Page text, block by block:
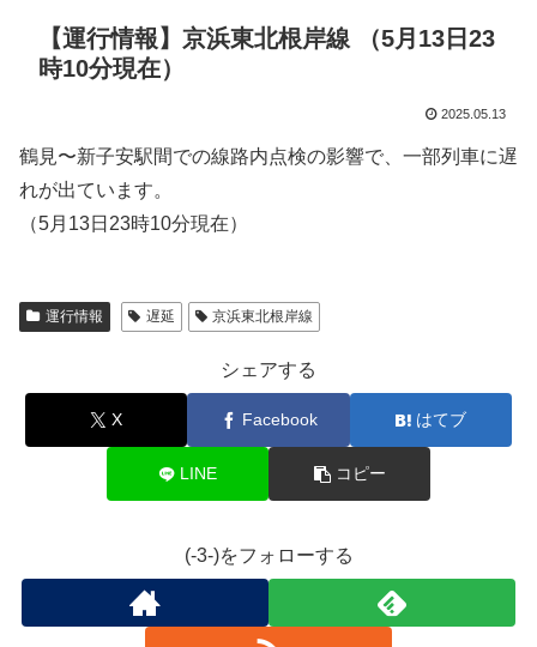
【運行情報】京浜東北根岸線 （5月13日23
時10分現在）
2025.05.13
鶴見〜新子安駅間での線路内点検の影響で、一部列車に遅
れが出ています。
（5月13日23時10分現在）
運行情報 遅延 京浜東北根岸線
シェアする
X Facebook はてブ
LINE コピー
(-3-)をフォローする